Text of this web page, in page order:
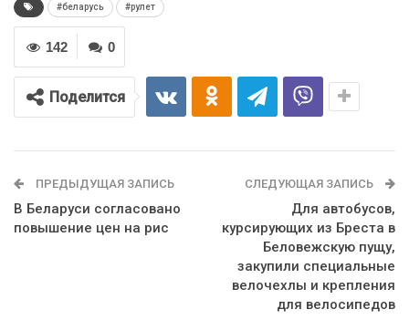
#беларусь #рулет
0
142
Поделится
ПРЕДЫДУЩАЯ ЗАПИСЬ
В Беларуси согласовано
повышение цен на рис
СЛЕДУЮЩАЯ ЗАПИСЬ
Для автобусов,
курсирующих из Бреста в
Беловежскую пущу,
закупили специальные
велочехлы и крепления
для велосипедов